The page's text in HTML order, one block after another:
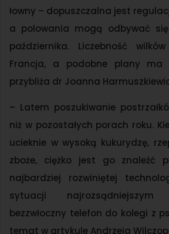
łowny – dopuszczalna jest
a polowania mogą odbywać
października. Liczebność
Francja, a podobne plany ma
przybliża dr Joanna
– Latem poszukiwanie
niż w pozostałych porach roku.
ucieknie w wysoką kukurydzę,
zboże, ciężko jest go znaleźć
najbardziej rozwiniętej
sytuacji
bezzwłoczny telefon do kolegi z
temat w artykule Andrzeja